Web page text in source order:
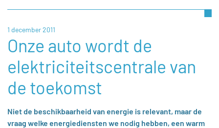
1 december 2011
Onze auto wordt de
elektriciteitscentrale van
de toekomst
Niet de beschikbaarheid van energie is relevant, maar de
vraag welke energiediensten we nodig hebben, een warm